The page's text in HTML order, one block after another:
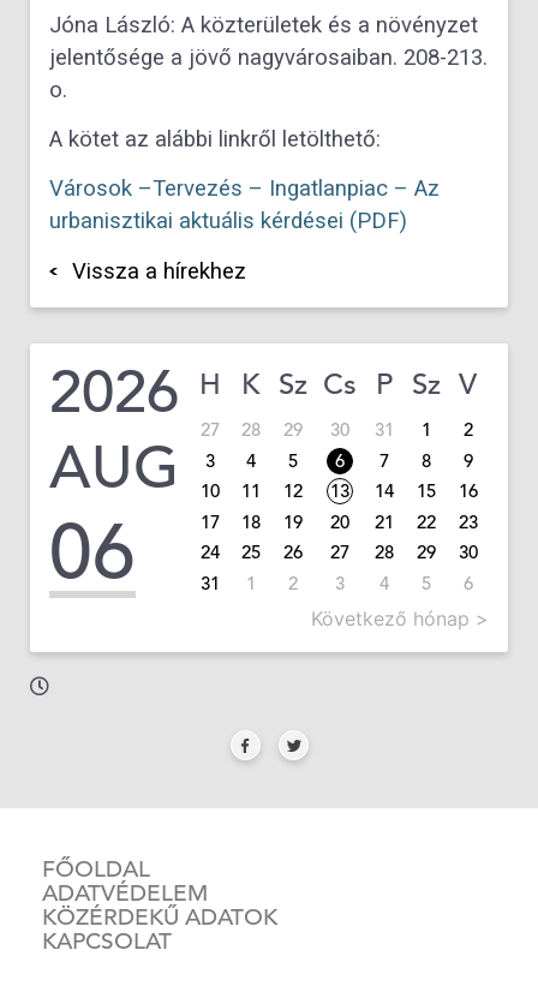
Jóna László: A közterületek és a növényzet
jelentősége a jövő nagyvárosaiban. 208-213.
o.
A kötet az alábbi linkről letölthető:
Városok –Tervezés – Ingatlanpiac – Az
urbanisztikai aktuális kérdései (PDF)
Vissza a hírekhez
2026
AUG
06
H K Sz Cs P Sz V
27 28 29 30 31 1
2
3
4 5 6 7 8
9
10
11 12 13 14 15
16
17
18 19 20 21 22
23
24
25 26 27 28 29
30
31
1 2 3 4 5 6
Következő hónap >
FŐOLDAL
ADATVÉDELEM
KÖZÉRDEKŰ ADATOK
KAPCSOLAT